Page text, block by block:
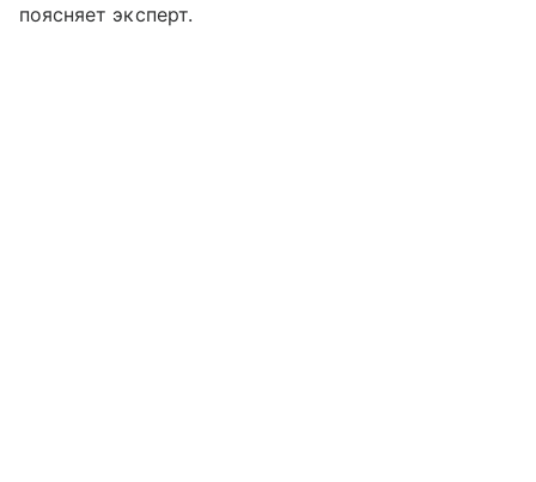
поясняет эксперт.